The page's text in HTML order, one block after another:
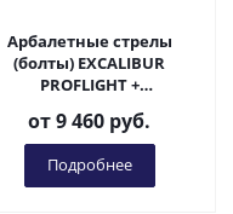
Арбалетные стрелы
(болты) EXCALIBUR
PROFLIGHT +
от9 460 руб.
Подробнее